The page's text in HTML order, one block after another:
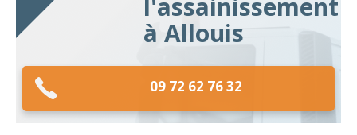
l'assainissement
à Allouis
09 72 62 76 32